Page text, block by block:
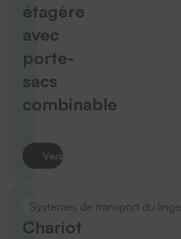
étagère
avec
porte-
sacs
combinable
Vers le produit
Systèmes de transport du linge
Chariot